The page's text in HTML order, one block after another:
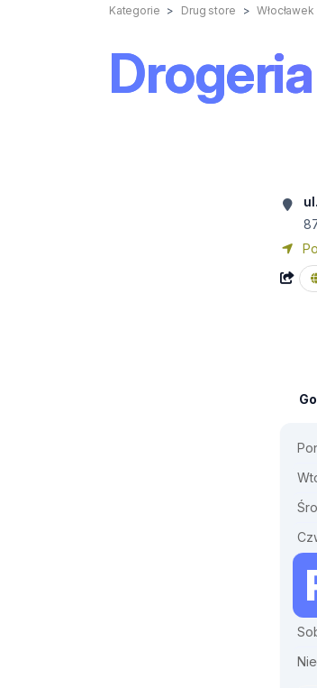
Kategorie Drug store Włocławek